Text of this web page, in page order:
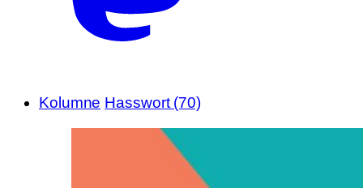
Kolumne Hasswort (70)